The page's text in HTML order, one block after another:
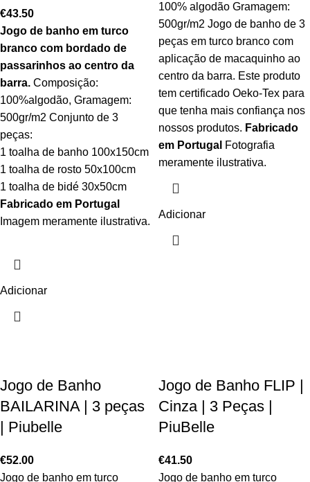
€43.50
Jogo de banho em turco
branco com bordado de
passarinhos ao centro da
barra. Composição:
100%algodão, Gramagem:
500gr/m2 Conjunto de 3
peças:
1 toalha de banho 100x150cm
1 toalha de rosto 50x100cm
1 toalha de bidé 30x50cm
Fabricado em Portugal
Imagem meramente ilustrativa.
Adicionar
100% algodão Gramagem:
500gr/m2 Jogo de banho de 3
peças em turco branco com
aplicação de macaquinho ao
centro da barra. Este produto
tem certificado Oeko-Tex para
que tenha mais confiança nos
nossos produtos. Fabricado
em Portugal Fotografia
meramente ilustrativa.
Adicionar
Jogo de Banho
BAILARINA | 3 peças
| Piubelle
€52.00
Jogo de banho em turco
Jogo de Banho FLIP |
Cinza | 3 Peças |
PiuBelle
€41.50
Jogo de banho em turco